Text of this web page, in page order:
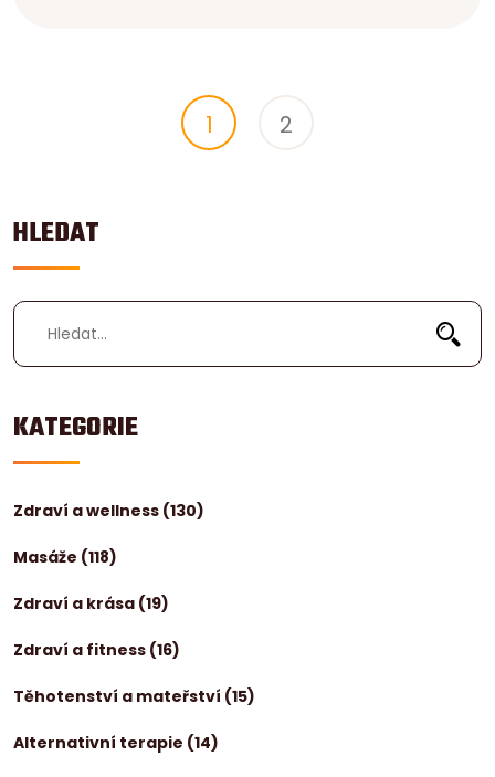
HLEDAT
KATEGORIE
Zdraví a wellness (130)
Masáže (118)
Zdraví a krása (19)
Zdraví a fitness (16)
Těhotenství a mateřství (15)
Alternativní terapie (14)
1 2